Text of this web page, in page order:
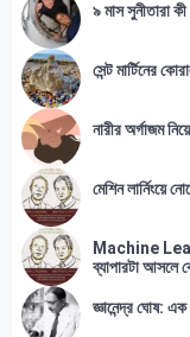
৯ মাস সুনীতারা
সেন্ট মার্টিনের
নারীর অর্গাজম
মেশিন লার্নিংয়ে
Machine
ব্যাপারটা আসলে
জ্ঞানেন্দ্র ঘোষ: